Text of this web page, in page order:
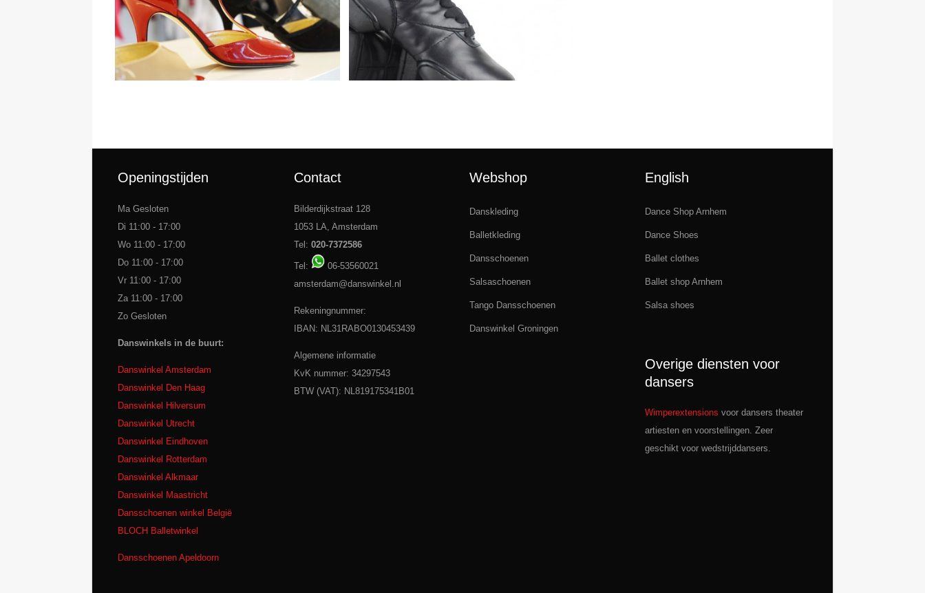
Openingstijden
Ma Gesloten
Di 11:00 - 17:00
Wo 11:00 - 17:00
Do 11:00 - 17:00
Vr 11:00 - 17:00
Za 11:00 - 17:00
Zo Gesloten
Danswinkels in de buurt:
Danswinkel Amsterdam
Danswinkel Den Haag
Danswinkel Hilversum
Danswinkel Utrecht
Danswinkel Eindhoven
Danswinkel Rotterdam
Danswinkel Alkmaar
Danswinkel Maastricht
Dansschoenen winkel België
BLOCH Balletwinkel
Dansschoenen Apeldoorn
Contact
Bilderdijkstraat 128
1053 LA, Amsterdam
Tel: 020-7372586
Tel:
06-53560021
amsterdam@danswinkel.nl
Rekeningnummer:
IBAN: NL31RABO0130453439
Algemene informatie
KvK nummer: 34297543
BTW (VAT): NL819175341B01
Webshop
Danskleding
Balletkleding
Dansschoenen
Salsaschoenen
Tango Dansschoenen
Danswinkel Groningen
English
Dance Shop Arnhem
Dance Shoes
Ballet clothes
Ballet shop Arnhem
Salsa shoes
Overige diensten voor
dansers
Wimperextensions voor dansers theater
artiesten en voorstellingen. Zeer
geschikt voor wedstrijddansers.